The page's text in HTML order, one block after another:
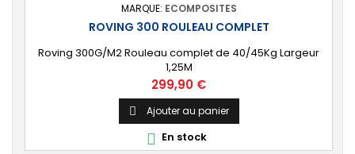
MARQUE: ECOMPOSITES
ROVING 300 ROULEAU COMPLET
Roving 300G/M2 Rouleau complet de 40/45Kg Largeur
1,25M
Prix
299,90 €
 Ajouter au panier
 En stock